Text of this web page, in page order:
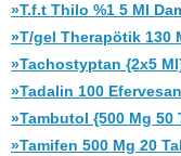
»T.f.t Thilo %1 5 Ml
»T/gel Therapötik 130
»Tachostyptan {2x5
»Tadalin 100
»Tambutol {500 Mg 50
»Tamifen 500 Mg 20